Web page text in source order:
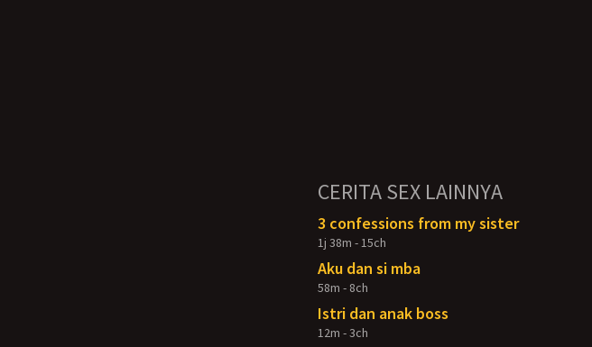
CERITA SEX LAINNYA
3 confessions from my sister
1j 38m - 15ch
Aku dan si mba
58m - 8ch
Istri dan anak boss
12m - 3ch